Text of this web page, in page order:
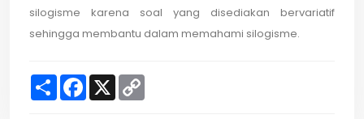
silogisme karena soal yang disediakan bervariatif
sehingga membantu dalam memahami silogisme.
S
F
X